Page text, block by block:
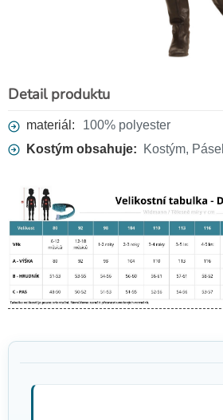
Pirátská šavle 70 cm
229 Kč
Detail produktu
materiál:
100% polyester
Kostým obsahuje:
Kostým,